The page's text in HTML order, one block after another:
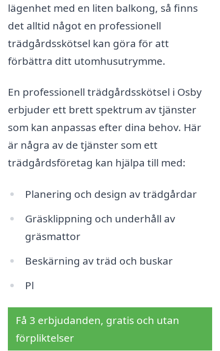
lägenhet med en liten balkong, så finns
det alltid något en professionell
trädgårdsskötsel kan göra för att
förbättra ditt utomhusutrymme.
En professionell trädgårdsskötsel i Osby
erbjuder ett brett spektrum av tjänster
som kan anpassas efter dina behov. Här
är några av de tjänster som ett
trädgårdsföretag kan hjälpa till med:
Planering och design av trädgårdar
Gräsklippning och underhåll av
gräsmattor
Beskärning av träd och buskar
Pl
Få 3 erbjudanden, gratis och utan
förpliktelser